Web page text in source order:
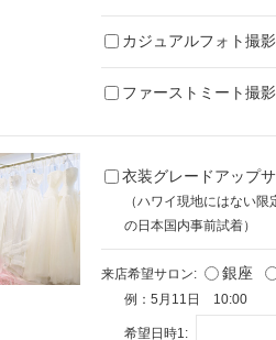
カジュアルフォト撮影
ファーストミート撮
衣装グレードアップ
（ハワイ現地にはない
の日本国内事前試着）
来店希望サロン: 銀座
例：5月11日 10:00
希望日時1: